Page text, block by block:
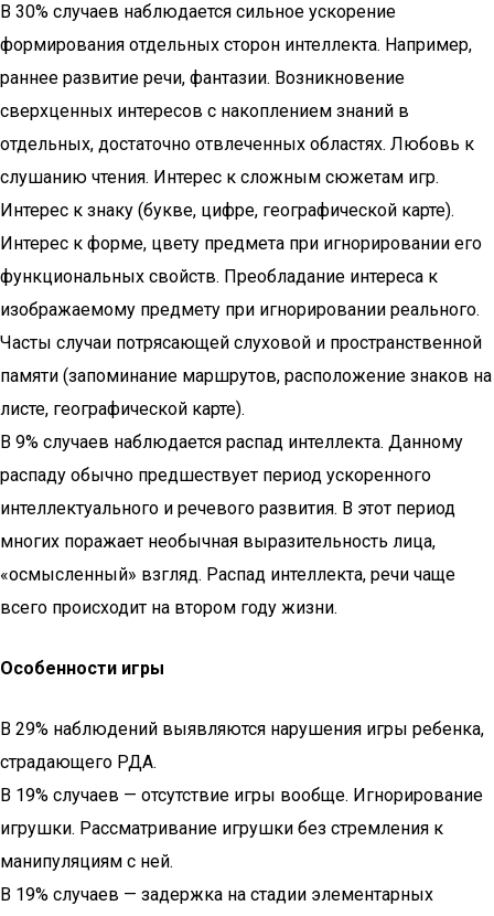
В 30% случаев наблюдается сильное ускорение
формирования отдельных сторон интеллекта. Например,
раннее развитие речи, фантазии. Возникновение
сверхценных интересов с накоплением знаний в
отдельных, достаточно отвлеченных областях. Любовь к
слушанию чтения. Интерес к сложным сюжетам игр.
Интерес к знаку (букве, цифре, географической карте).
Интерес к форме, цвету предмета при игнорировании его
функциональных свойств. Преобладание интереса к
изображаемому предмету при игнорировании реального.
Часты случаи потрясающей слуховой и пространственной
памяти (запоминание маршрутов, расположение знаков на
листе, географической карте).
В 9% случаев наблюдается распад интеллекта. Данному
распаду обычно предшествует период ускоренного
интеллектуального и речевого развития. В этот период
многих поражает необычная выразительность лица,
«осмысленный» взгляд. Распад интеллекта, речи чаще
всего происходит на втором году жизни.
Особенности игры
В 29% наблюдений выявляются нарушения игры ребенка,
страдающего РДА.
В 19% случаев — отсутствие игры вообще. Игнорирование
игрушки. Рассматривание игрушки без стремления к
манипуляциям с ней.
В 19% случаев — задержка на стадии элементарных